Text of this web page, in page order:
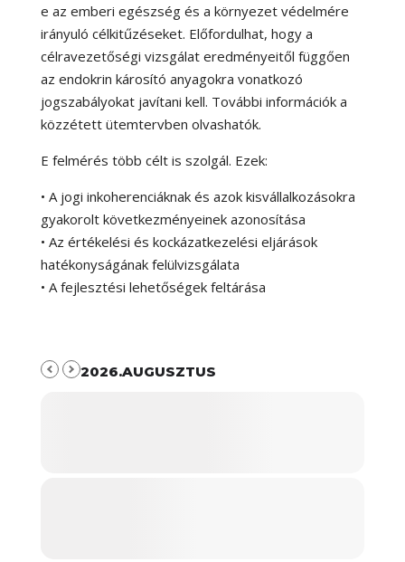
e az emberi egészség és a környezet védelmére
irányuló célkitűzéseket. Előfordulhat, hogy a
célravezetőségi vizsgálat eredményeitől függően
az endokrin károsító anyagokra vonatkozó
jogszabályokat javítani kell. További információk a
közzétett ütemtervben olvashatók.
E felmérés több célt is szolgál. Ezek:
• A jogi inkoherenciáknak és azok kisvállalkozásokra
gyakorolt következményeinek azonosítása
• Az értékelési és kockázatkezelési eljárások
hatékonyságának felülvizsgálata
• A fejlesztési lehetőségek feltárása
2026.AUGUSZTUS